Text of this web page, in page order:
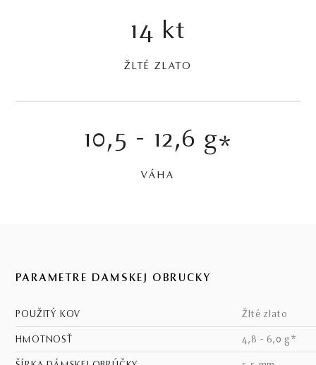
14 kt
ŽLTÉ ZLATO
10,5 - 12,6 g*
VÁHA
PARAMETRE DÁMSKEJ OBRÚČKY
POUŽITÝ KOV žlté zlato
HMOTNOSŤ 4,8 - 6,0 g*